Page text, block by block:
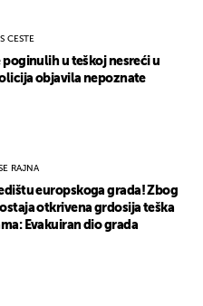
CESTE
poginulih u teškoj nesreći u
objavila nepoznate
RAJNA
europskoga grada! Zbog
otkrivena grdosija teška
Evakuiran dio grada